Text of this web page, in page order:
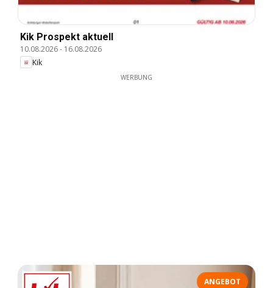
Kik Prospekt aktuell
10.08.2026- 16.08.2026
Kik
WERBUNG
ANGEBOT